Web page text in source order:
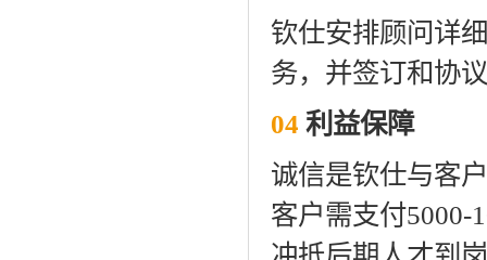
钦仕安排顾问详
务，并签订和协
04 利益保障
诚信是钦仕与客
客户需支付5000-